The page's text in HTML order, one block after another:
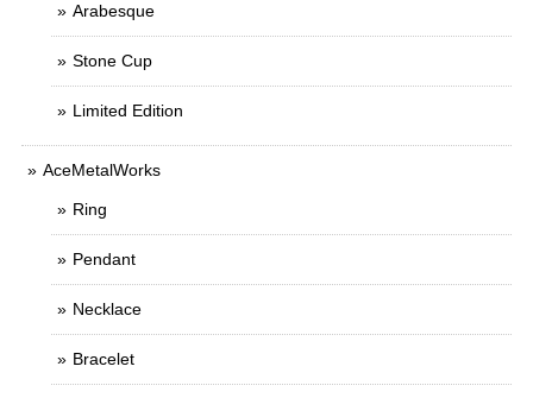
Arabesque
Stone Cup
Limited Edition
AceMetalWorks
Ring
Pendant
Necklace
Bracelet